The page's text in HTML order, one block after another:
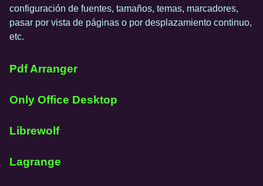
configuración de fuentes, tamaños, temas, marcadores,
pasar por vista de páginas o por desplazamiento continuo,
etc.
Pdf Arranger
Only Office Desktop
Librewolf
Lagrange